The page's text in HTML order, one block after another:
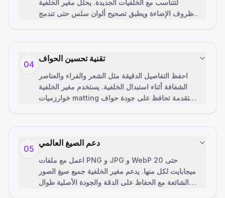
لتتناسب مع الخلفيات الجديدة. يحلل مغير الخلفية
ظروف الإضاءة ويطبق تصحيح ألوان سلس حتى تندمج
04
تقنية تحسين الحواف
احفظ التفاصيل الدقيقة مثل الشعر والفراء والعناصر
الشفافة أثناء استبدال الخلفية. يستخدم مغير الخلفية
خوارزميات matting متقدمة تحافظ على جودة حواف
05
دعم الصيغ العالمي
اعمل مع ملفات PNG و JPG و WebP حتى 20
ميجابايت لكل منها. يدعم مغير الخلفية جميع صيغ الصور
الشائعة مع الحفاظ على الدقة والجودة الأصلية طوال